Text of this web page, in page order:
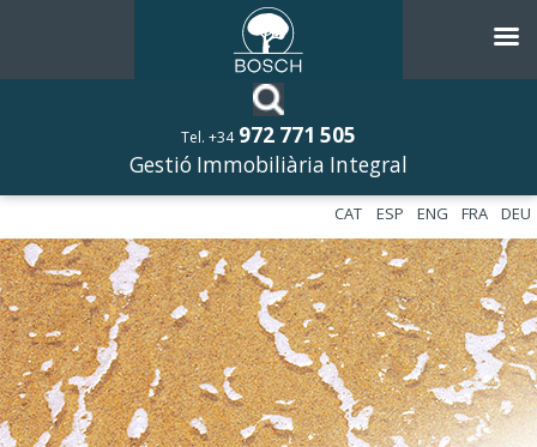
Tel. +34 972 771 505
Gestió Immobiliària Integral
DEU
FRA
ENG
ESP
CAT